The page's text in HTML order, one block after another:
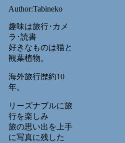
Author:Tabineko
趣味は旅行･カメ
ラ･読書
好きなものは猫と
観葉植物。
海外旅行歴約10
年。
リーズナブルに旅
行を楽しみ
旅の思い出を上手
に写真に残した